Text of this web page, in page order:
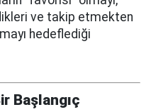
ve takip etmekten
hedeflediği
Başlangıç